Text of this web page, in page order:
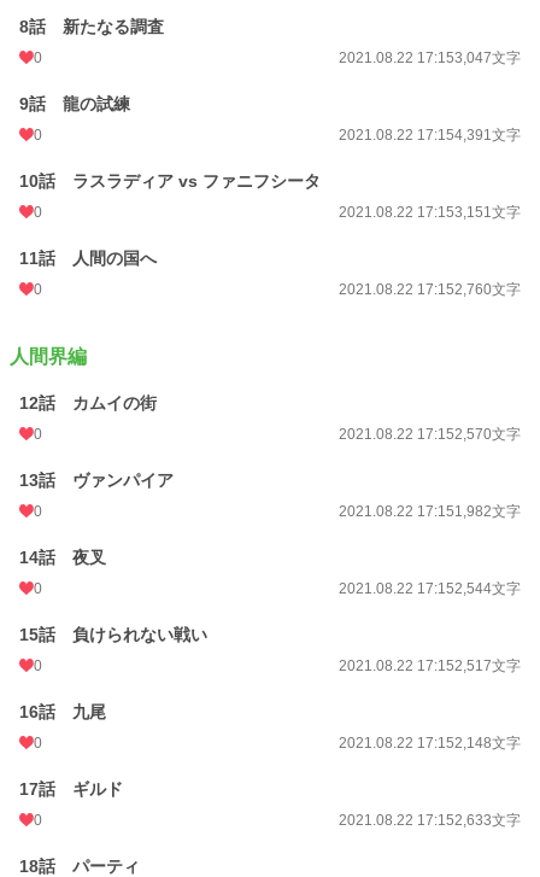
8話 新たなる調査
0 2021.08.22 17:153,047文字
9話 龍の試練
0 2021.08.22 17:154,391文字
10話 ラスラディア vs ファニフシータ
0 2021.08.22 17:153,151文字
11話 人間の国へ
0 2021.08.22 17:152,760文字
人間界編
12話 カムイの街
0 2021.08.22 17:152,570文字
13話 ヴァンパイア
0 2021.08.22 17:151,982文字
14話 夜叉
0 2021.08.22 17:152,544文字
15話 負けられない戦い
0 2021.08.22 17:152,517文字
16話 九尾
0 2021.08.22 17:152,148文字
17話 ギルド
0 2021.08.22 17:152,633文字
18話 パーティ